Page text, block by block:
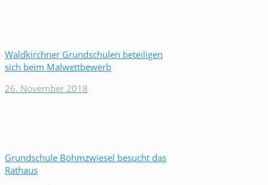
Waldkirchner Grundschulen beteiligen
sich beim Malwettbewerb
26. November 2018
Grundschule Böhmzwiesel besucht das
Rathaus